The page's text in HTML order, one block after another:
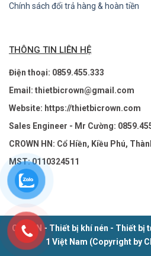
Chính sách đổi trả hàng & hoàn tiền
THÔNG TIN LIÊN HỆ
Điện thoại: 0859.455.333
Email: thietbicrown@gmail.com
Website: https://thietbicrown.com
Sales Engineer - Mr Cường:
CROWN HN: Cổ Hiền, Kiều Phú,
MST: 0110324511
CROWN - Thiết bị khí nén - Thiết
1 Việt Nam (Copyright by